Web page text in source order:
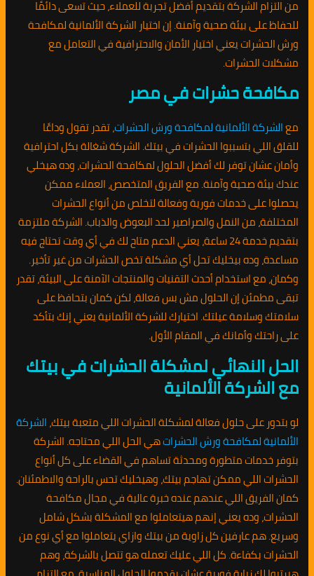
من التزام الشركة بتقديم أفضل تجربة للعملاء، حيث تسعى دائمًا
للحفاظ على بيئة صحية وآمنة. إن اختيار الشركة الألمانية لمكافحة
ورش الحشرات يعني اختيار الأمان والاحترافية في التعامل مع
مشكلات الحشرات.
مكافحة حشرات في مصر
معالشركة الألمانية لمكافحة ورش الحشرات، تقدر تقول وداعًا
للقلق اللي بتسببوا الحشرات في بيتك. الشركة شغالة بكل احترافية
وأمان عشان توفر لك أفضل الحلول لمكافحة الحشرات، وده هيخلي
عندك بيئة صحية وآمنة. مع الفريق المتخصص، العملاء ممكن
يحصلوا على خدمات فورية وفعالة لتخلص من أنواع الحشرات
المختلفة، من النمل والصراصير لحد البعوض والذباب. الشركة ملتزمة
بتقديم خدمة 24 ساعة، يعني الدعم متاح لك في أي وقت تحتاج فيه
مساعدة، وده بيخليك تحل أي مشكلة تخص الحشرات من غير تأخير.
وكمان، مع استخدام أحدث التقنيات والمنتجات الآمنة على البيئة، تقدر
تبقى مطمئن إن الحلول مش بس فعالة، لكن كمان بتحافظ على
سلامتك وسلامة عيلتك. اختيارك للشركة الألمانية يعني إنك بتأكد
على راحتك وأمانك في المقام الأول.
الحل النهائي لمشكلة الحشرات في بيتك
مع الشركة الألمانية
لو بتدور على حلول فعالة لمشكلة الحشرات اللي متعبة بيتك،الشركة
الألمانية لمكافحة ورش الحشراتهي الحل اللي محتاجه. الشركة
بتوفر خدمات متطورة ومحدثة تساهم في القضاء على كل أنواع
الحشرات اللي ممكن تهاجم بيتك، وهيخليك تحس بالراحة والاطمئنان.
كمان الفريق اللي عندهم عنده خبرة عالية في مجال مكافحة
الحشرات، وده يعني إنهم هيتعاملوا مع المشكلة بشكل شامل
وسريع. هم عارفين كل زاوية من بيتك وازاي يتعاملوا مع أي نوع من
الحشرات بكفاءة. كل اللي عليك تعمله هو تتصل بالشركة، وهم